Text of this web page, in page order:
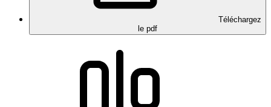
Téléchargez
le pdf